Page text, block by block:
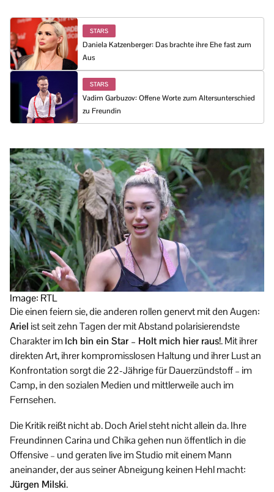
STARS
Daniela Katzenberger: Das brachte ihre Ehe fast zum
Aus
STARS
Vadim Garbuzov: Offene Worte zum Altersunterschied
zu Freundin
Image: RTL
Die einen feiern sie, die anderen rollen genervt mit den Augen:
Ariel ist seit zehn Tagen der mit Abstand polarisierendste
Charakter imIch bin ein Star – Holt mich hier raus!. Mit ihrer
direkten Art, ihrer kompromisslosen Haltung und ihrer Lust an
Konfrontation sorgt die 22-Jährige für Dauerzündstoff – im
Camp, in den sozialen Medien und mittlerweile auch im
Fernsehen.
Die Kritik reißt nicht ab. Doch Ariel steht nicht allein da. Ihre
Freundinnen Carina und Chika gehen nun öffentlich in die
Offensive – und geraten live im Studio mit einem Mann
aneinander, der aus seiner Abneigung keinen Hehl macht:
Jürgen Milski.